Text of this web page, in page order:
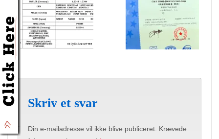
Skriv et svar
Din e-mailadresse vil ikke blive publiceret. Krævede